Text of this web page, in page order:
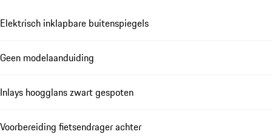
Elektrisch inklapbare buitenspiegels
Geen modelaanduiding
Inlays hoogglans zwart gespoten
Voorbereiding fietsendrager achter